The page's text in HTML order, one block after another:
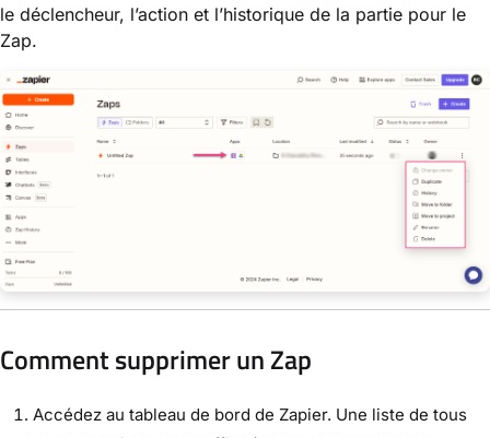
le déclencheur, l’action et l’historique de la partie pour le
Zap.
Comment supprimer un Zap
Accédez au tableau de bord de Zapier. Une liste de tous